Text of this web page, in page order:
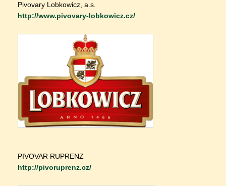
Pivovary Lobkowicz, a.s.
http://www.pivovary-lobkowicz.cz/
PIVOVAR RUPRENZ
http://pivoruprenz.cz/